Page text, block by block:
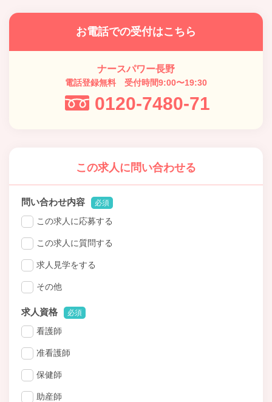
お電話での受付はこちら
ナースパワー長野
電話登録無料 受付時間9:00〜19:30
0120-7480-71
この求人に問い合わせる
問い合わせ内容 必須
この求人に応募する
この求人に質問する
求人見学をする
その他
求人資格 必須
看護師
准看護師
保健師
助産師